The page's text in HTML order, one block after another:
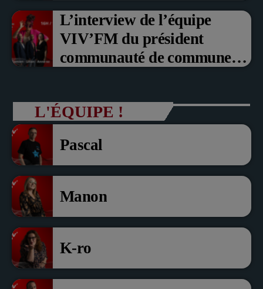
L’interview de l’équipe
VIV’FM du président
communauté de communes
président com de com
L'ÉQUIPE !
Pascal
Manon
K-ro